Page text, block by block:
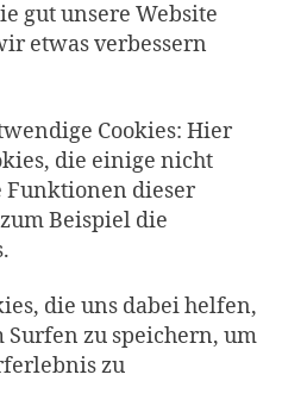
gut unsere Website
etwas verbessern
Cookies: Hier
die einige nicht
dieser
Beispiel die
die uns dabei helfen,
zu speichern, um
zu